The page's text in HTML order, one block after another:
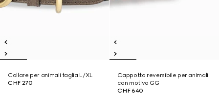
Collare per animali taglia L/XL
CHF 270
Cappotto reversibile per animali
con motivo GG
CHF 640